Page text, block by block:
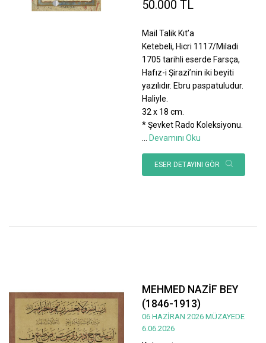
50.000 TL
Mail Talik Kıt’a
Ketebeli, Hicri 1117/Miladi
1705 tarihli eserde Farsça,
Hafız-i Şirazi’nin iki beyiti
yazılıdır. Ebru paspatuludur.
Haliyle.
32 x 18 cm.
* Şevket Rado Koleksiyonu.
Devamını Oku
ESER DETAYINI GÖR
MEHMED NAZİF BEY
(1846-1913)
06 HAZİRAN 2026 MÜZAYEDE
6.06.2026